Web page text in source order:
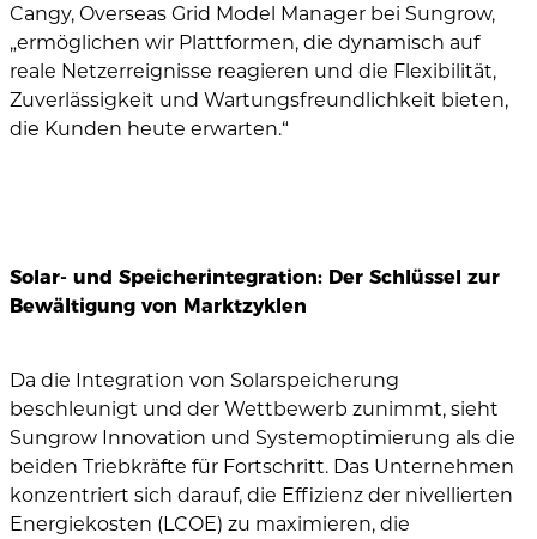
Cangy, Overseas Grid Model Manager bei Sungrow,
„ermöglichen wir Plattformen, die dynamisch auf
reale Netzerreignisse reagieren und die Flexibilität,
Zuverlässigkeit und Wartungsfreundlichkeit bieten,
die Kunden heute erwarten.“
Solar- und Speicherintegration: Der Schlüssel zur
Bewältigung von Marktzyklen
Da die Integration von Solarspeicherung
beschleunigt und der Wettbewerb zunimmt, sieht
Sungrow Innovation und Systemoptimierung als die
beiden Triebkräfte für Fortschritt. Das Unternehmen
konzentriert sich darauf, die Effizienz der nivellierten
Energiekosten (LCOE) zu maximieren, die